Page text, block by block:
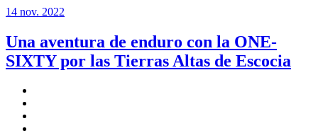
14 nov. 2022
Una aventura de enduro con la ONE-
SIXTY por las Tierras Altas de Escocia